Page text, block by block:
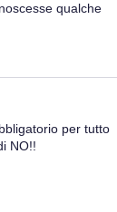
qualche
per tutto
NO!!